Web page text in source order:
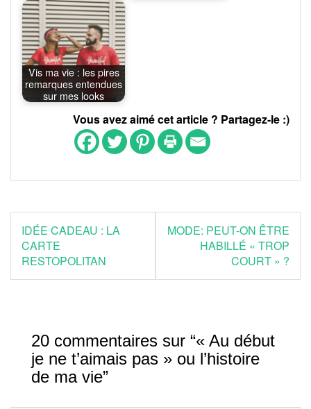
Vis ma vie : les pires
remarques entendues
sur mes looks
Vous avez aimé cet article ? Partagez-le :)
Navigation
de
l’article
IDÉE CADEAU : LA
CARTE
RESTOPOLITAN
MODE: PEUT-ON ÊTRE
HABILLÉ « TROP
COURT » ?
20 commentaires sur “« Au début
je ne t’aimais pas » ou l’histoire
de ma vie”